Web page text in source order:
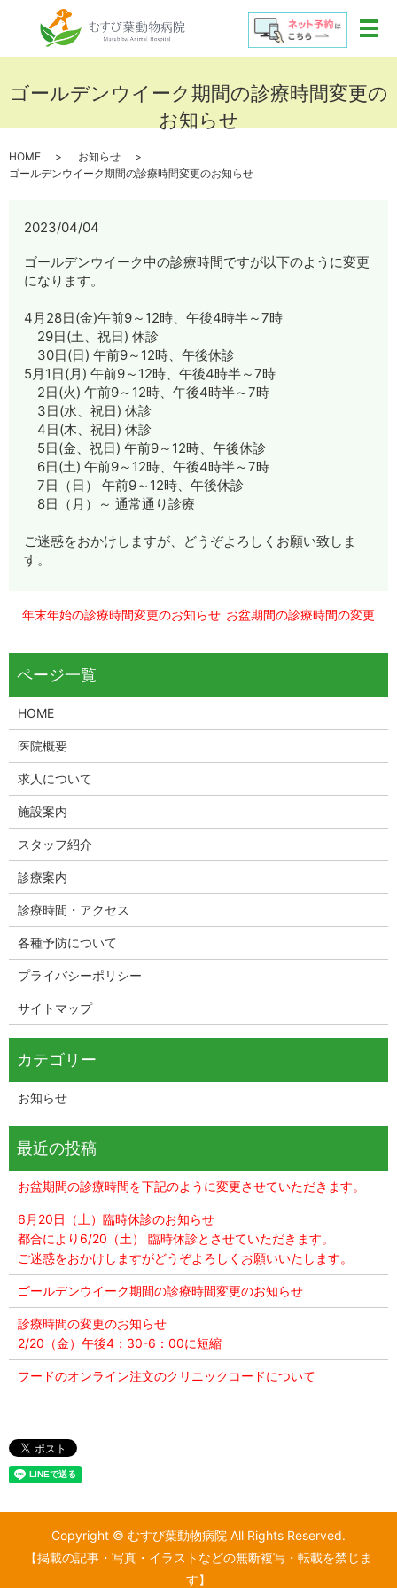
メ
ゴールデンウイーク期間の診療時間変更の
お知らせ
HOME
お知らせ
ゴールデンウイーク期間の診療時間変更のお知らせ
2023/04/04
ゴールデンウイーク中の診療時間ですが以下のように変更
になります。
4月28日(金)午前9～12時、午後4時半～7時
29日(土、祝日) 休診
30日(日) 午前9～12時、午後休診
5月1日(月) 午前9～12時、午後4時半～7時
2日(火) 午前9～12時、午後4時半～7時
3日(水、祝日) 休診
4日(木、祝日) 休診
5日(金、祝日) 午前9～12時、午後休診
6日(土) 午前9～12時、午後4時半～7時
7日（日） 午前9～12時、午後休診
8日（月）～ 通常通り診療
ご迷惑をおかけしますが、どうぞよろしくお願い致しま
す。
年末年始の診療時間変更のお知らせ お盆期間の診療時間の変更
HOME
医院概要
求人について
施設案内
スタッフ紹介
診療案内
診療時間・アクセス
各種予防について
プライバシーポリシー
サイトマップ
お知らせ
お盆期間の診療時間を下記のように変更させていただきます。
6月20日（土）臨時休診のお知らせ
都合により6/20（土） 臨時休診とさせていただきます。
ご迷惑をおかけしますがどうぞよろしくお願いいたします。
ゴールデンウイーク期間の診療時間変更のお知らせ
診療時間の変更のお知らせ
2/20（金）午後4：30-6：00に短縮
フードのオンライン注文のクリニックコードについて
Copyright © むすび葉動物病院 All Rights Reserved.
【掲載の記事・写真・イラストなどの無断複写・転載を禁じま
す】